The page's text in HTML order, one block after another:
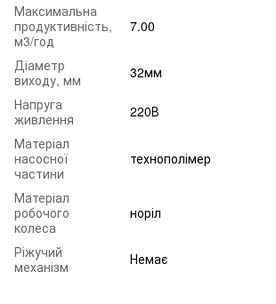
Максимальна
продуктивність,
м3/год
7.00
Діаметр
виходу, мм
32мм
Напруга
живлення
220В
Матеріал
насосної
частини
технополімер
Матеріал
робочого
колеса
норіл
Ріжучий
механізм
Немає